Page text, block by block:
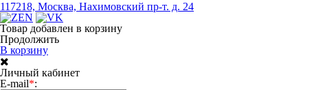
117218, Москва, Нахимовский пр-т. д. 24
Товар добавлен в корзину
Продолжить
В корзину
Личный кабинет
E-mail*: